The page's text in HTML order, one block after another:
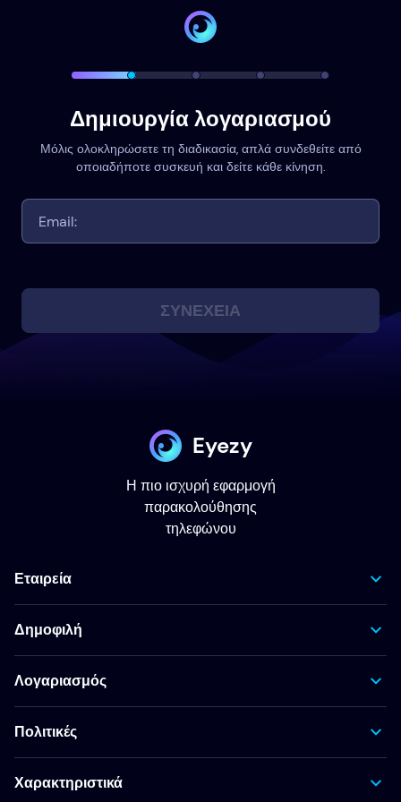
Δημιουργία λογαριασμού
Μόλις ολοκληρώσετε τη διαδικασία, απλά συνδεθείτε από
οποιαδήποτε συσκευή και δείτε κάθε κίνηση.
ΣΥΝΈΧΕΙΑ
Eyezy
Η πιο ισχυρή εφαρμογή
παρακολούθησης
τηλεφώνου
Εταιρεία
Δημοφιλή
Λογαριασμός
Πολιτικές
Χαρακτηριστικά